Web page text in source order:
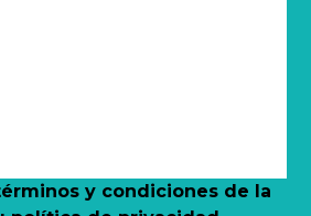
y condiciones de la